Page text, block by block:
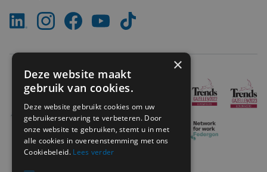
×
Deze website maakt
gebruik van cookies.
Deze website gebruikt cookies om uw
gebruikerservaring te verbeteren. Door
onze website te gebruiken, stemt u in met
alle cookies in overeenstemming met ons
Cookiebeleid. Lees verder